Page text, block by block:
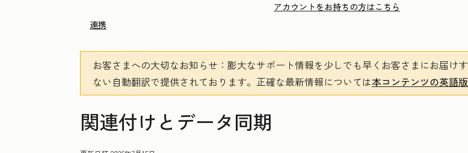
アカウントをお持ちの方はこちら
連携
お客さまへの大切なお知らせ ：膨大なサポート情報を少しでも早くお客さまにお届
ない自動翻訳で提供されております。 正確な最新情報については本コンテンツの英語版
関連付けとデータ同期